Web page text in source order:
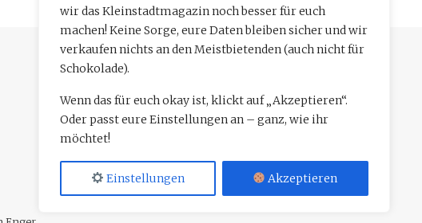
wir das Kleinstadtmagazin noch besser für euch
machen! Keine Sorge, eure Daten bleiben sicher und wir
verkaufen nichts an den Meistbietenden (auch nicht für
Schokolade).
Wenn das für euch okay ist, klickt auf „Akzeptieren“.
Oder passt eure Einstellungen an – ganz, wie ihr
möchtet!
Einstellungen Akzeptieren